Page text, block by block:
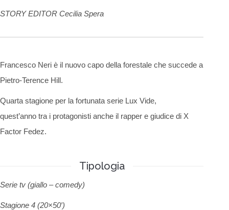
STORY EDITOR Cecilia Spera
Francesco Neri è il nuovo capo della forestale che succede a
Pietro-Terence Hill.
Quarta stagione per la fortunata serie Lux Vide,
quest’anno tra i protagonisti anche il rapper e giudice di X
Factor Fedez.
Tipologia
Serie tv (giallo – comedy)
Stagione 4 (20×50′)